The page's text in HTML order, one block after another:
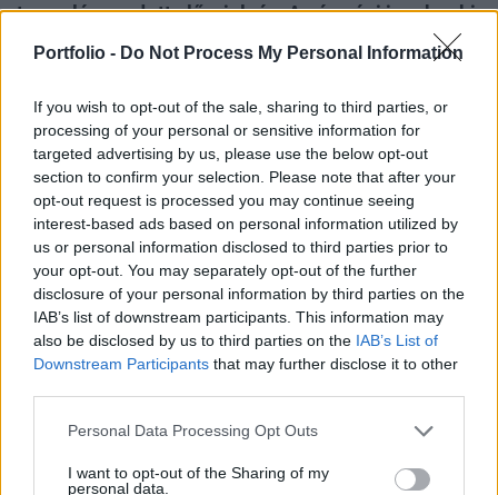
Portfolio - Do Not Process My Personal Information
If you wish to opt-out of the sale, sharing to third parties, or
processing of your personal or sensitive information for
targeted advertising by us, please use the below opt-out
section to confirm your selection. Please note that after your
opt-out request is processed you may continue seeing
interest-based ads based on personal information utilized by
us or personal information disclosed to third parties prior to
your opt-out. You may separately opt-out of the further
disclosure of your personal information by third parties on the
IAB’s list of downstream participants. This information may
also be disclosed by us to third parties on the IAB’s List of
Downstream Participants that may further disclose it to other
Personal Data Processing Opt Outs
I want to opt-out of the Sharing of my
personal data.
termelésre adott előrejelzés. Az év végi jegybanki
alapkamat a korábban gondoltnál csak kisebb
szerint. A kutatóintézet véleménye szerint az
Európai Unió jövő évi növekedési feltételei
valamelyest romlottak, mely a hazai export-
dinamikát is kedvezőtlenül érintheti 2005-ben. Ez
év hátralévő részében csökkenő inflációval és
alapkamattal, mérsékelt ütemben romló
hiánymutatókkal, és továbbra is kedvező
növekedési rátákkal számolnak a kutatók.
Világgazdazsági folyamatok - főbb tényezők:
elnökválasztás, olajárak. Az Egyesült Államokban 3.7
százalékkal nőtt a harmadik negyedévben a GDP. Továbbra
is meghatározó a belső fogyasztás bővülése, de a
védelmi kiadások szintje ez utóbbi tételen belül azonban